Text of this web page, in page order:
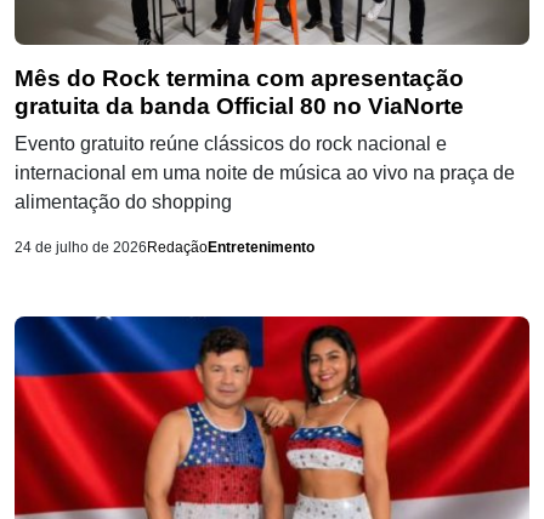
Mês do Rock termina com apresentação
gratuita da banda Official 80 no ViaNorte
Evento gratuito reúne clássicos do rock nacional e
internacional em uma noite de música ao vivo na praça de
alimentação do shopping
24 de julho de 2026 RedaçãoEntretenimento